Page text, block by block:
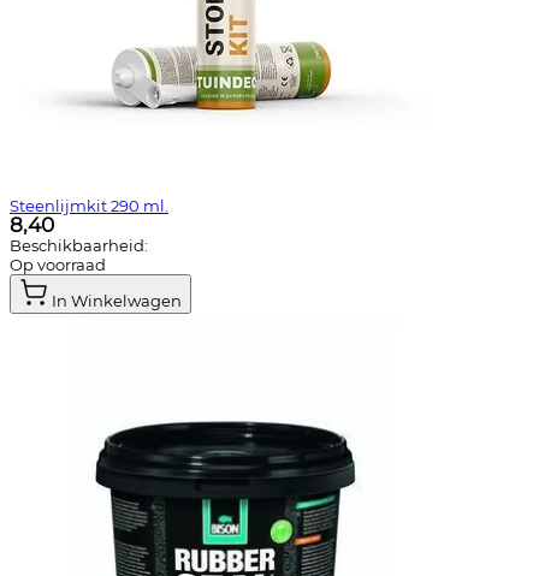
Steenlijmkit 290 ml.
8,40
Beschikbaarheid:
Op voorraad
In Winkelwagen